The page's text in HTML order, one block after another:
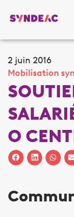
2 juin 2016
Mobilisation
O